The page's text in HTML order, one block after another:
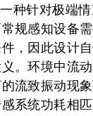
针对极端情
规感知设备
，因此设计
。环境中流
流致振动现
系统功耗相